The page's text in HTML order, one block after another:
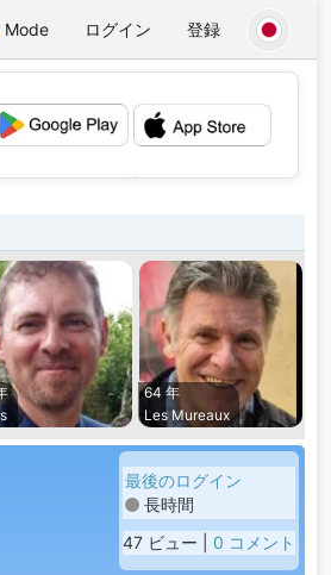
Mode ログイン 登録
64 年
Les Mureaux
最後のログイン
長時間
47 ビュー | 0 コメント